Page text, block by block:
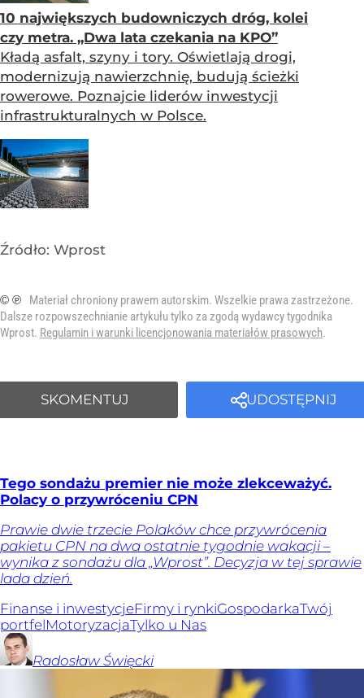
10 największych budowniczych dróg, kolei
czy metra. „Dwa lata czekania na KPO”
Kładą asfalt, szyny i tory. Oświetlają drogi,
modernizują nawierzchnię, budują ścieżki
rowerowe. Poznajcie liderów inwestycji
infrastrukturalnych w Polsce.
Źródło: Wprost
© ℗
Materiał chroniony prawem autorskim. Wszelkie prawa zastrzeżone.
Dalsze rozpowszechnianie artykułu tylko za zgodą wydawcy tygodnika
Wprost. Regulamin i warunki licencjonowania materiałów prasowych.
UDOSTĘPNIJ
SKOMENTUJ
Tego sondażu premier nie może zlekceważyć.
Polacy o przywróceniu CPN
Prawie dwie trzecie Polaków chce przywrócenia
pakietu CPN na dwa ostatnie tygodnie wakacji –
wynika z sondażu dla „Wprost”. Decyzja w tej sprawie
lada dzień.
Finanse i inwestycjeFirmy i rynkiGospodarkaTwój
portfelMotoryzacjaTylko u Nas
Radosław Święcki